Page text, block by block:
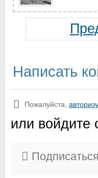
Написать
Пожалуйста,
или